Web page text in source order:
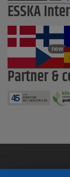
ESSKA
new
Partner &